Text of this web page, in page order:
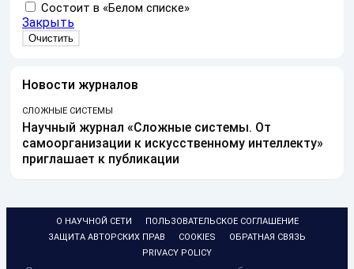
Состоит в «Белом списке»
Закрыть
Новости журналов
СЛОЖНЫЕ СИСТЕМЫ
Научный журнал «Сложные системы. От
самоорганизации к искусственному интеллекту»
приглашает к публикации
О НАУЧНОЙ СЕТИ
ПОЛЬЗОВАТЕЛЬСКОЕ СОГЛАШЕНИЕ
ЗАЩИТА АВТОРСКИХ ПРАВ
COOKIES
ОБРАТНАЯ СВЯЗЬ
PRIVACY POLICY